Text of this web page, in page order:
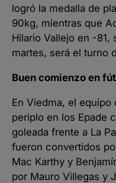
logró la medalla de
90kg, mientras que
Hilario Vallejo en -81,
martes, será el turno
Buen comienzo en
En Viedma, el
periplo en los Epade
goleada frente a La
fueron convertidos
Mac Karthy y
por Mauro Villegas y